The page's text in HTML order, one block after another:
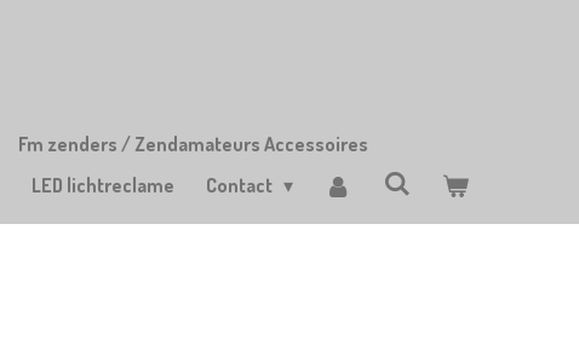
Fm zenders / Zendamateurs Accessoires
LED lichtreclame Contact